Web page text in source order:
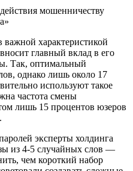
мошенничеству
характеристикой
главный вклад в его
Так, оптимальный
однако лишь около 17
используют такое
частота смены
лишь 15 процентов юзеров
эксперты холдинга
из 4-5 случайных слов —
чем короткий набор